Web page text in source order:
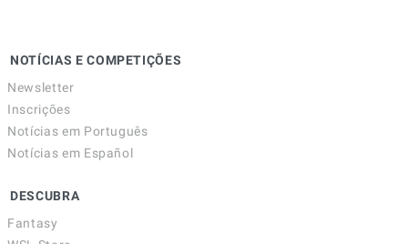
NOTÍCIAS E COMPETIÇÕES
Newsletter
Inscrições
Notícias em Português
Notícias em Español
DESCUBRA
Fantasy